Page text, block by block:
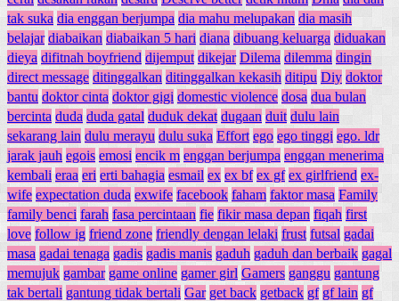
tak suka dia enggan berjumpa dia mahu melupakan dia masih
belajar diabaikan diabaikan 5 hari diana dibuang keluarga diduakan
dieya difitnah boyfriend dijemput dikejar Dilema dilemma dingin
direct message ditinggalkan ditinggalkan kekasih ditipu Diy doktor
bantu doktor cinta doktor gigi domestic violence dosa dua bulan
bercinta duda duda gatal duduk dekat dugaan duit dulu lain
sekarang lain dulu merayu dulu suka Effort ego ego tinggi ego. ldr
jarak jauh egois emosi encik m enggan berjumpa enggan menerima
kembali eraa eri erti bahagia esmail ex ex bf ex gf ex girlfriend ex-
wife expectation duda exwife facebook faham faktor masa Family
family benci farah fasa percintaan fie fikir masa depan fiqah first
love follow ig friend zone friendly dengan lelaki frust futsal gadai
masa gadai tenaga gadis gadis manis gaduh gaduh dan berbaik gagal
memujuk gambar game online gamer girl Gamers ganggu gantung
tak bertali gantung tidak bertali Gar get back getback gf gf lain gf